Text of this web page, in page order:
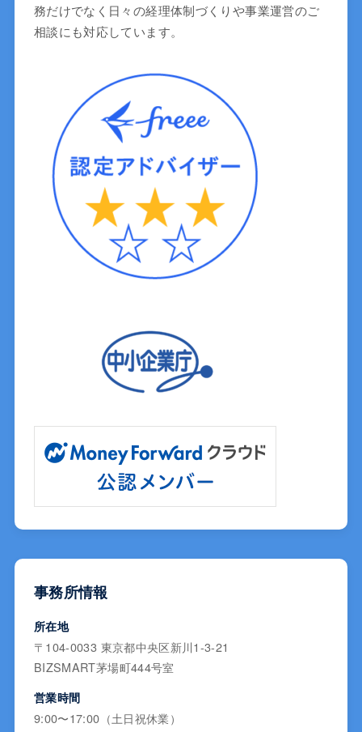
務だけでなく日々の経理体制づくりや事業運営のご
相談にも対応しています。
事務所情報
所在地
〒104-0033 東京都中央区新川1-3-21
BIZSMART茅場町444号室
営業時間
9:00〜17:00（土日祝休業）